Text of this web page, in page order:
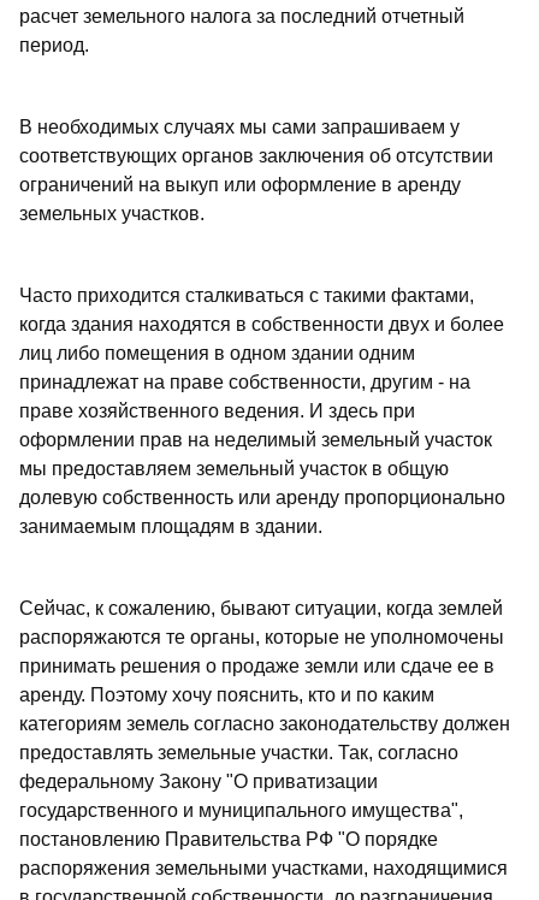
расчет земельного налога за последний отчетный
период.
В необходимых случаях мы сами запрашиваем у
соответствующих органов заключения об отсутствии
ограничений на выкуп или оформление в аренду
земельных участков.
Часто приходится сталкиваться с такими фактами,
когда здания находятся в собственности двух и более
лиц либо помещения в одном здании одним
принадлежат на праве собственности, другим - на
праве хозяйственного ведения. И здесь при
оформлении прав на неделимый земельный участок
мы предоставляем земельный участок в общую
долевую собственность или аренду пропорционально
занимаемым площадям в здании.
Сейчас, к сожалению, бывают ситуации, когда землей
распоряжаются те органы, которые не уполномочены
принимать решения о продаже земли или сдаче ее в
аренду. Поэтому хочу пояснить, кто и по каким
категориям земель согласно законодательству должен
предоставлять земельные участки. Так, согласно
федеральному Закону "О приватизации
государственного и муниципального имущества",
постановлению Правительства РФ "О порядке
распоряжения земельными участками, находящимися